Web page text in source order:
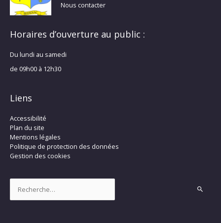
Nous contacter
Horaires d’ouverture au public :
Du lundi au samedi
de 09h00 à 12h30
Liens
Accessibilité
Plan du site
Mentions légales
Politique de protection des données
Gestion des cookies